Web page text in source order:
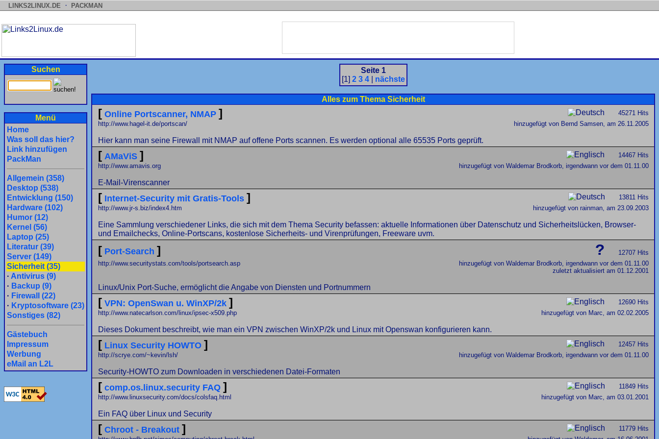
LINKS2LINUX.DE · PACKMAN
Suchen
Menü
Home
Was soll das hier?
Link hinzufügen
PackMan
Allgemein (358)
Desktop (538)
Entwicklung (150)
Hardware (102)
Humor (12)
Kernel (56)
Laptop (25)
Literatur (39)
Server (149)
Sicherheit (35)
· Antivirus (9)
· Backup (9)
· Firewall (22)
· Kryptosoftware (23)
Sonstiges (82)
Gästebuch
Impressum
Werbung
eMail an L2L
Seite 1
[1] 2 3 4| nächste
Alles zum Thema Sicherheit
[ Online Portscanner, NMAP ]
45271 Hits
http://www.hagel-it.de/portscan/
hinzugefügt von Bernd Samsen, am 26.11.2005
Hier kann man seine Firewall mit NMAP auf offene Ports scannen. Es werden optional alle 65535 Ports geprüft.
[ AMaViS ]
14467 Hits
http://www.amavis.org
hinzugefügt von Waldemar Brodkorb, irgendwann vor dem 01.11.00
E-Mail-Virenscanner
[ Internet-Security mit Gratis-Tools ]
13811 Hits
http://www.jr-s.biz/index4.htm
hinzugefügt von rainman, am 23.09.2003
Eine Sammlung verschiedener Links, die sich mit dem Thema Security befassen: aktuelle Informationen über Datenschutz und Sicherheitslücken, Browser-
und Emailchecks, Online-Portscans, kostenlose Sicherheits- und Virenprüfungen, Freeware uvm.
[ Port-Search ] ?
12707 Hits
http://www.securitystats.com/tools/portsearch.asp
hinzugefügt von Waldemar Brodkorb, irgendwann vor dem 01.11.00
zuletzt aktualisiert am 01.12.2001
Linux/Unix Port-Suche, ermöglicht die Angabe von Diensten und Portnummern
[ VPN: OpenSwan u. WinXP/2k ]
12690 Hits
http://www.natecarlson.com/linux/ipsec-x509.php
hinzugefügt von Marc, am 02.02.2005
Dieses Dokument beschreibt, wie man ein VPN zwischen WinXP/2k und Linux mit Openswan konfigurieren kann.
[ Linux Security HOWTO ]
12457 Hits
http://scrye.com/~kevin/lsh/
hinzugefügt von Waldemar Brodkorb, irgendwann vor dem 01.11.00
Security-HOWTO zum Downloaden in verschiedenen Datei-Formaten
[ comp.os.linux.security FAQ ]
11849 Hits
http://www.linuxsecurity.com/docs/colsfaq.html
hinzugefügt von Marc, am 03.01.2001
Ein FAQ über Linux und Security
[ Chroot - Breakout ]
11779 Hits